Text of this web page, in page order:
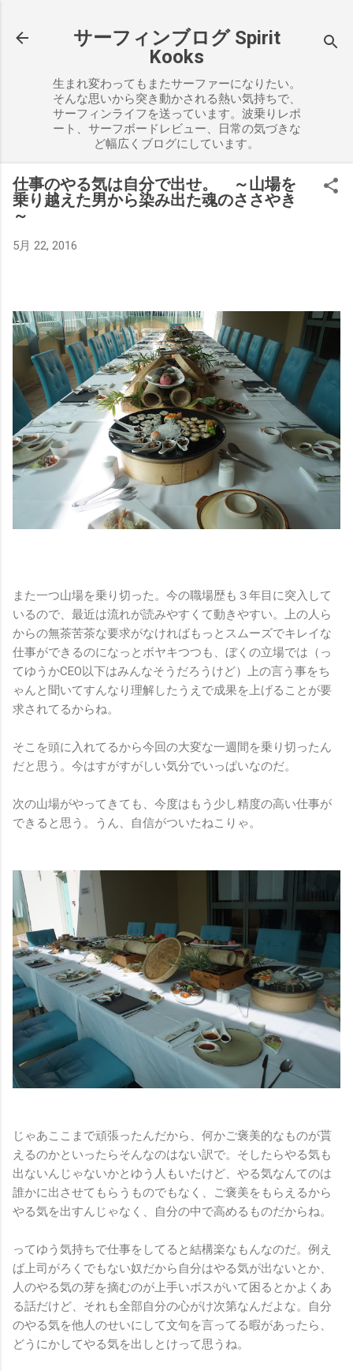
サーフィンブログ Spirit
Kooks
生まれ変わってもまたサーファーになりたい。
そんな思いから突き動かされる熱い気持ちで、
サーフィンライフを送っています。波乗りレポ
ート、サーフボードレビュー、日常の気づきな
ど幅広くブログにしています。
仕事のやる気は自分で出せ。 ～山場を
乗り越えた男から染み出た魂のささやき
～
5月 22, 2016
また一つ山場を乗り切った。今の職場歴も３年目に突入して
いるので、最近は流れが読みやすくて動きやすい。上の人ら
からの無茶苦茶な要求がなければもっとスムーズでキレイな
仕事ができるのになっとボヤキつつも、ぼくの立場では（っ
てゆうかCEO以下はみんなそうだろうけど）上の言う事をち
ゃんと聞いてすんなり理解したうえで成果を上げることが要
求されてるからね。
そこを頭に入れてるから今回の大変な一週間を乗り切ったん
だと思う。今はすがすがしい気分でいっぱいなのだ。
次の山場がやってきても、今度はもう少し精度の高い仕事が
できると思う。うん、自信がついたねこりゃ。
じゃあここまで頑張ったんだから、何かご褒美的なものが貰
えるのかといったらそんなのはない訳で。そしたらやる気も
出ないんじゃないかとゆう人もいたけど、やる気なんてのは
誰かに出させてもらうものでもなく、ご褒美をもらえるから
やる気を出すんじゃなく、自分の中で高めるものだからね。
ってゆう気持ちで仕事をしてると結構楽なもんなのだ。例え
ば上司がろくでもない奴だから自分はやる気が出ないとか、
人のやる気の芽を摘むのが上手いボスがいて困るとかよくあ
る話だけど、それも全部自分の心がけ次第なんだよな。自分
のやる気を他人のせいにして文句を言ってる暇があったら、
どうにかしてやる気を出しとけって思うね。